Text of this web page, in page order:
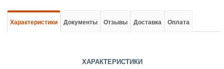
Характеристики Документы Отзывы Доставка Оплата
ХАРАКТЕРИСТИКИ